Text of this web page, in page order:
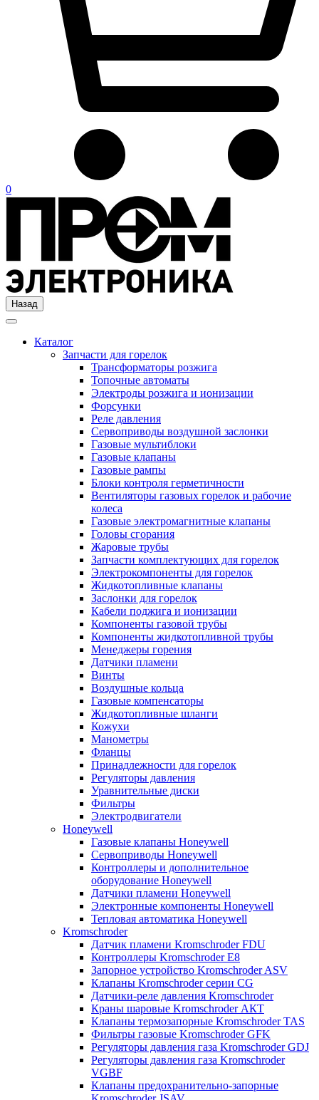
0
Назад
Каталог
Запчасти для горелок
Трансформаторы розжига
Топочные автоматы
Электроды розжига и ионизации
Форсунки
Реле давления
Сервоприводы воздушной заслонки
Газовые мультиблоки
Газовые клапаны
Газовые рампы
Блоки контроля герметичности
Вентиляторы газовых горелок и рабочие
колеса
Газовые электромагнитные клапаны
Головы сгорания
Жаровые трубы
Запчасти комплектующих для горелок
Электрокомпоненты для горелок
Жидкотопливные клапаны
Заслонки для горелок
Кабели поджига и ионизации
Компоненты газовой трубы
Компоненты жидкотопливной трубы
Менеджеры горения
Датчики пламени
Винты
Воздушные кольца
Газовые компенсаторы
Жидкотопливные шланги
Кожухи
Манометры
Фланцы
Принадлежности для горелок
Регуляторы давления
Уравнительные диски
Фильтры
Электродвигатели
Honeywell
Газовые клапаны Honeywell
Сервоприводы Honeywell
Контроллеры и дополнительное
оборудование Honeywell
Датчики пламени Honeywell
Электронные компоненты Honeywell
Тепловая автоматика Honeywell
Kromschroder
Датчик пламени Kromschroder FDU
Контроллеры Kromschroder E8
Запорное устройство Kromschroder ASV
Клапаны Kromschroder серии CG
Датчики-реле давления Kromschroder
Краны шаровые Kromschroder АКТ
Клапаны термозапорные Kromschroder TAS
Фильтры газовые Kromschroder GFK
Регуляторы давления газа Kromschroder GDJ
Регуляторы давления газа Kromschroder
VGBF
Клапаны предохранительно-запорные